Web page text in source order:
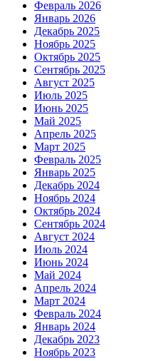
Февраль 2026
Январь 2026
Декабрь 2025
Ноябрь 2025
Октябрь 2025
Сентябрь 2025
Август 2025
Июль 2025
Июнь 2025
Май 2025
Апрель 2025
Март 2025
Февраль 2025
Январь 2025
Декабрь 2024
Ноябрь 2024
Октябрь 2024
Сентябрь 2024
Август 2024
Июль 2024
Июнь 2024
Май 2024
Апрель 2024
Март 2024
Февраль 2024
Январь 2024
Декабрь 2023
Ноябрь 2023